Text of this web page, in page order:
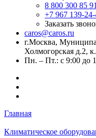
8 800 300 85 91
+7 967 139-
Заказать
caros@caros.ru
г.Москва,
Холмогорская д.2,
Пн. – Пт.: с 9:00 до
Главная
Климатическое